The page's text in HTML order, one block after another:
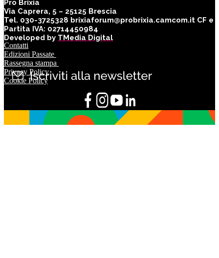
Pro Brixia
Via Caprera, 5 – 25125 Brescia
Tel. 030-3725328 brixiaforum@probrixia.camcom.it CF e
Partita IVA: 02714450984
Developed by TMedia Digital
Contatti
Edizioni Passate
Rassegna stampa
Privacy Policy
Cookie Policy